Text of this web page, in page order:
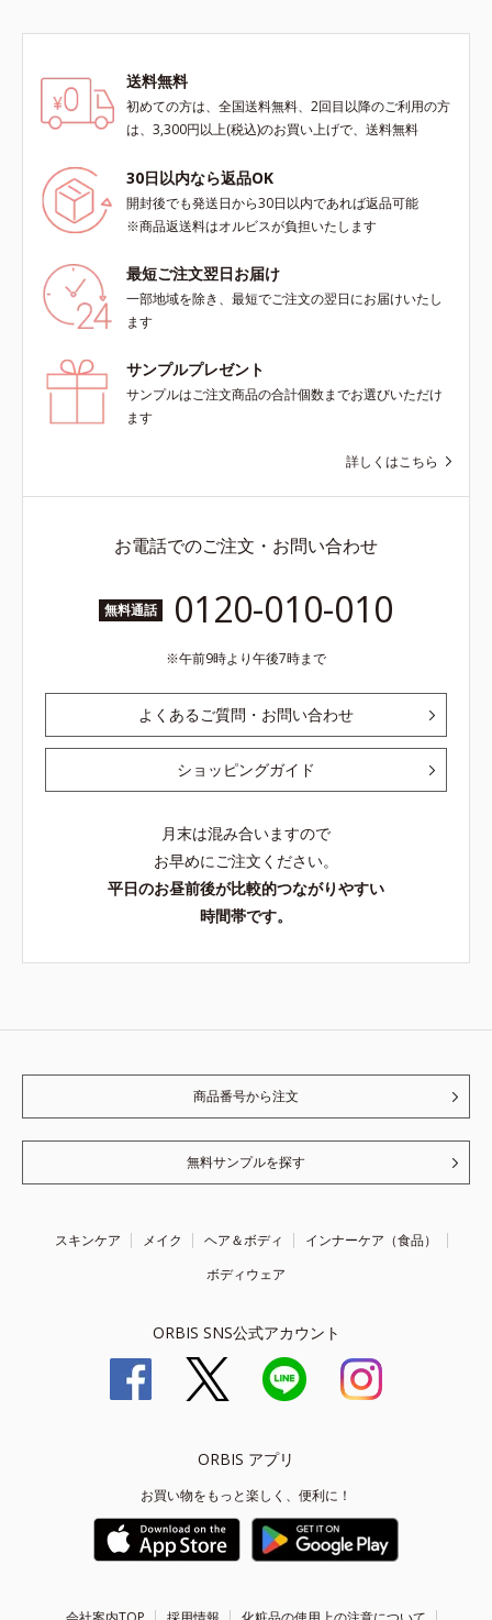
送料無料
初めての方は、全国送料無料、2回目以降のご利用の方
は、3,300円以上(税込)のお買い上げで、送料無料
30日以内なら返品OK
開封後でも発送日から30日以内であれば返品可能
※商品返送料はオルビスが負担いたします
最短ご注文翌日お届け
一部地域を除き、最短でご注文の翌日にお届けいたし
ます
サンプルプレゼント
サンプルはご注文商品の合計個数までお選びいただけ
ます
詳しくはこちら
お電話でのご注文・お問い合わせ
無料通話 0120-010-010
午前9時より午後7時まで
よくあるご質問・お問い合わせ
ショッピングガイド
月末は混み合いますので
お早めにご注文ください。
平日のお昼前後が比較的つながりやすい
時間帯です。
商品番号から注文
無料サンプルを探す
スキンケア メイク ヘア＆ボディ
インナーケア（食品）
ボディウェア
ORBIS SNS公式アカウント
ORBIS アプリ
お買い物をもっと楽しく、便利に！